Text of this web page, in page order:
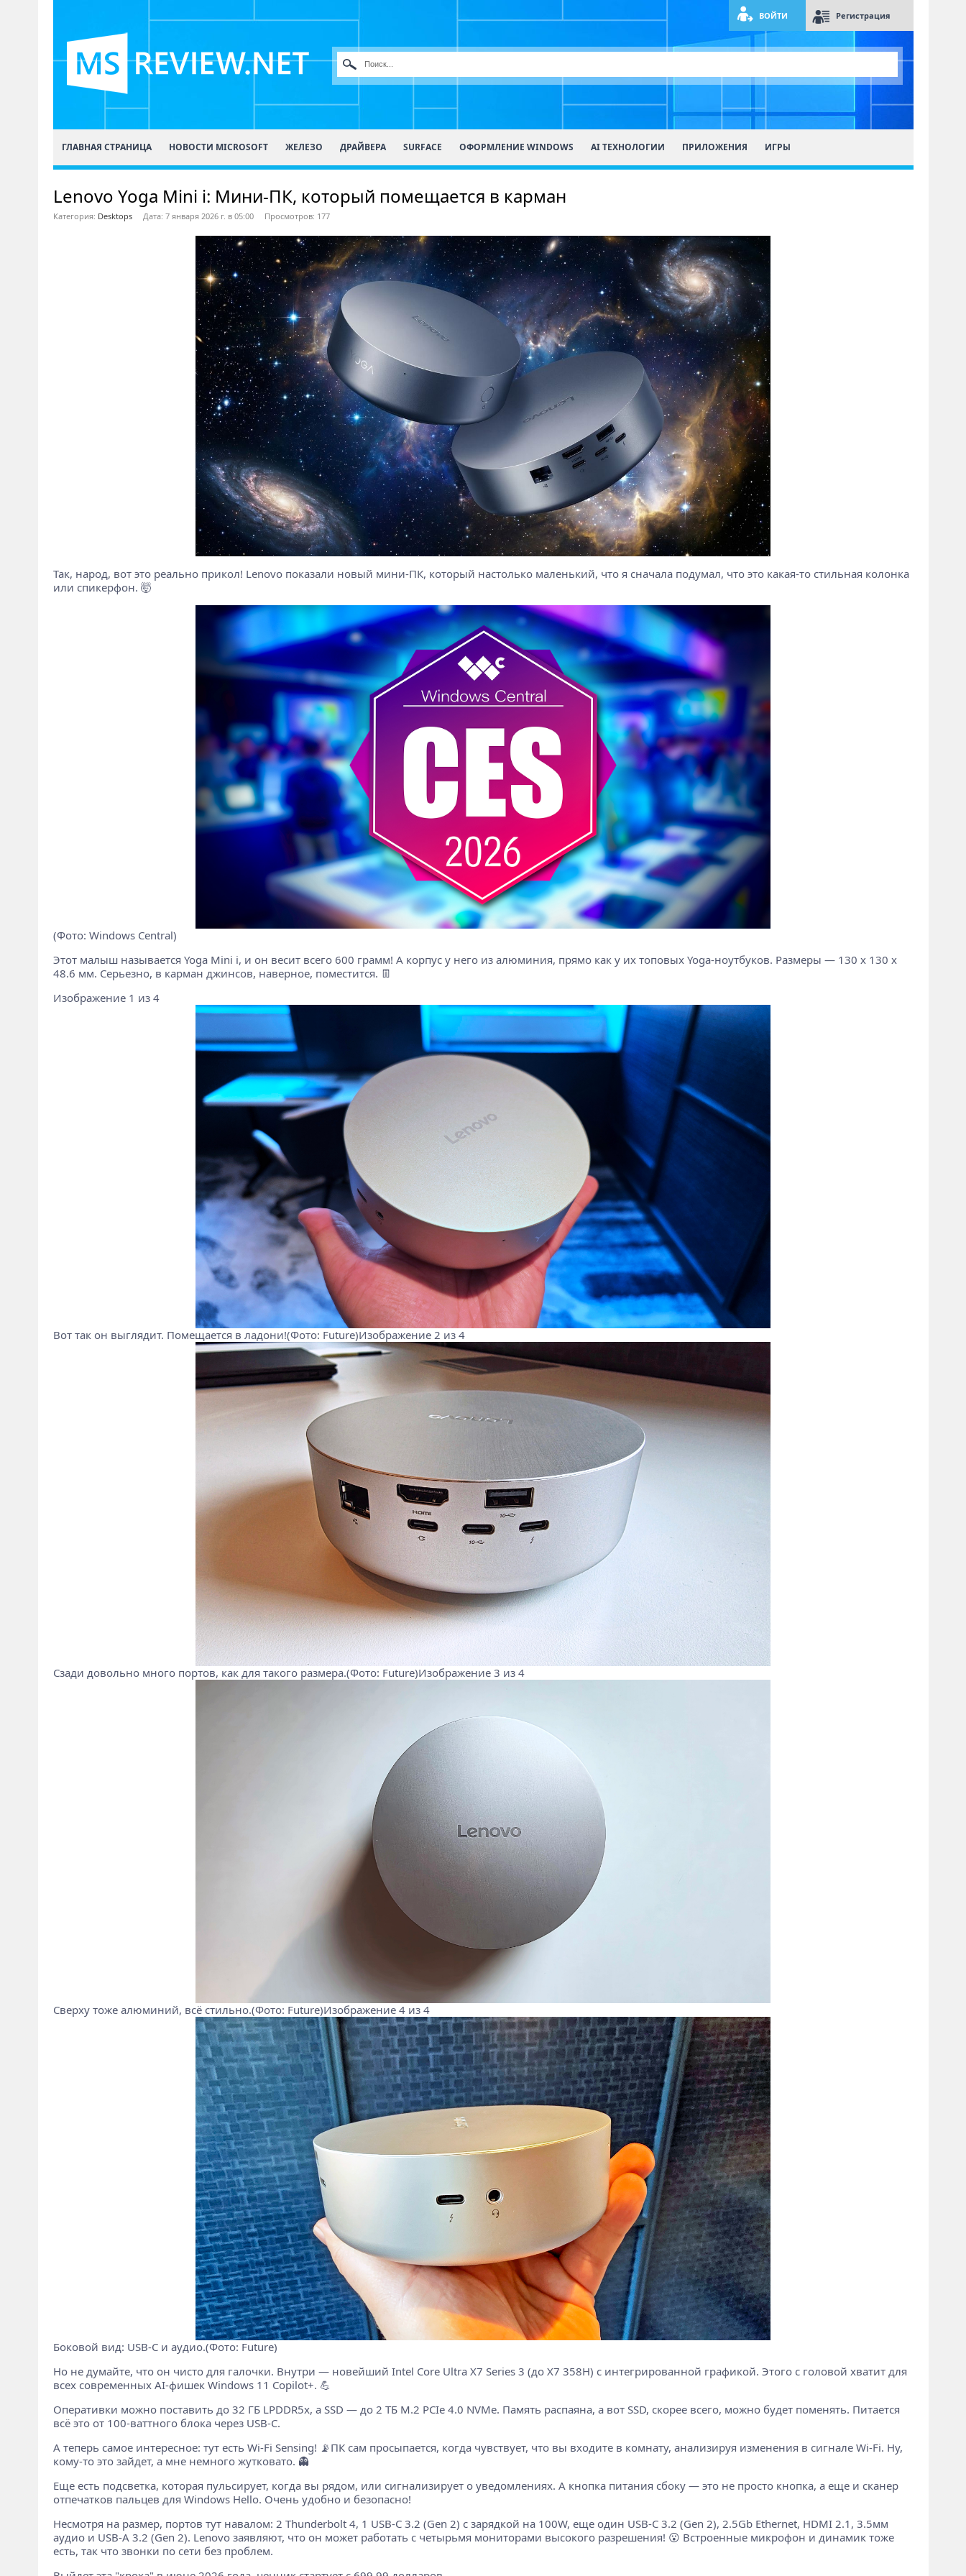
ВОЙТИ Регистрация
ГЛАВНАЯ СТРАНИЦА НОВОСТИ MICROSOFT ЖЕЛЕЗО ДРАЙВЕРА SURFACE ОФОРМЛЕНИЕ WINDOWS AI ТЕХНОЛОГИИ ПРИЛОЖЕНИЯ ИГРЫ
Lenovo Yoga Mini i: Мини-ПК, который помещается в карман
Категория: Desktops Дата: 7 января 2026 г. в 05:00 Просмотров: 177
Так, народ, вот это реально прикол! Lenovo показали новый мини-ПК, который настолько маленький, что я сначала подумал, что это какая-то стильная колонка
или спикерфон. 🤯
(Фото: Windows Central)
Этот малыш называется Yoga Mini i, и он весит всего 600 грамм! А корпус у него из алюминия, прямо как у их топовых Yoga-ноутбуков. Размеры — 130 x 130 x
48.6 мм. Серьезно, в карман джинсов, наверное, поместится. 👖
Изображение 1 из 4
Вот так он выглядит. Помещается в ладони!(Фото: Future)Изображение 2 из 4
Сзади довольно много портов, как для такого размера.(Фото: Future)Изображение 3 из 4
Сверху тоже алюминий, всё стильно.(Фото: Future)Изображение 4 из 4
Боковой вид: USB-C и аудио.(Фото: Future)
Но не думайте, что он чисто для галочки. Внутри — новейший Intel Core Ultra X7 Series 3 (до X7 358H) с интегрированной графикой. Этого с головой хватит для
всех современных AI-фишек Windows 11 Copilot+. 💪
Оперативки можно поставить до 32 ГБ LPDDR5x, а SSD — до 2 ТБ M.2 PCIe 4.0 NVMe. Память распаяна, а вот SSD, скорее всего, можно будет поменять. Питается
всё это от 100-ваттного блока через USB-C.
А теперь самое интересное: тут есть Wi-Fi Sensing! 📡ПК сам просыпается, когда чувствует, что вы входите в комнату, анализируя изменения в сигнале Wi-Fi. Ну,
кому-то это зайдет, а мне немного жутковато. 👻
Еще есть подсветка, которая пульсирует, когда вы рядом, или сигнализирует о уведомлениях. А кнопка питания сбоку — это не просто кнопка, а еще и сканер
отпечатков пальцев для Windows Hello. Очень удобно и безопасно!
Несмотря на размер, портов тут навалом: 2 Thunderbolt 4, 1 USB-C 3.2 (Gen 2) с зарядкой на 100W, еще один USB-C 3.2 (Gen 2), 2.5Gb Ethernet, HDMI 2.1, 3.5мм
аудио и USB-A 3.2 (Gen 2). Lenovo заявляют, что он может работать с четырьмя мониторами высокого разрешения! 😮 Встроенные микрофон и динамик тоже
есть, так что звонки по сети без проблем.